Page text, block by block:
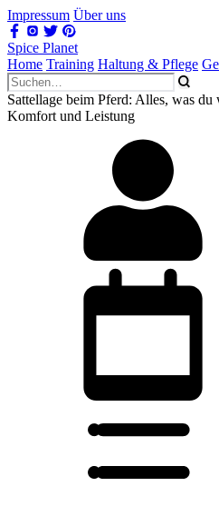
Impressum Über uns
Spice Planet
Home Training Haltung & Pflege
Sattellage beim Pferd: Alles, was du
Komfort und Leistung